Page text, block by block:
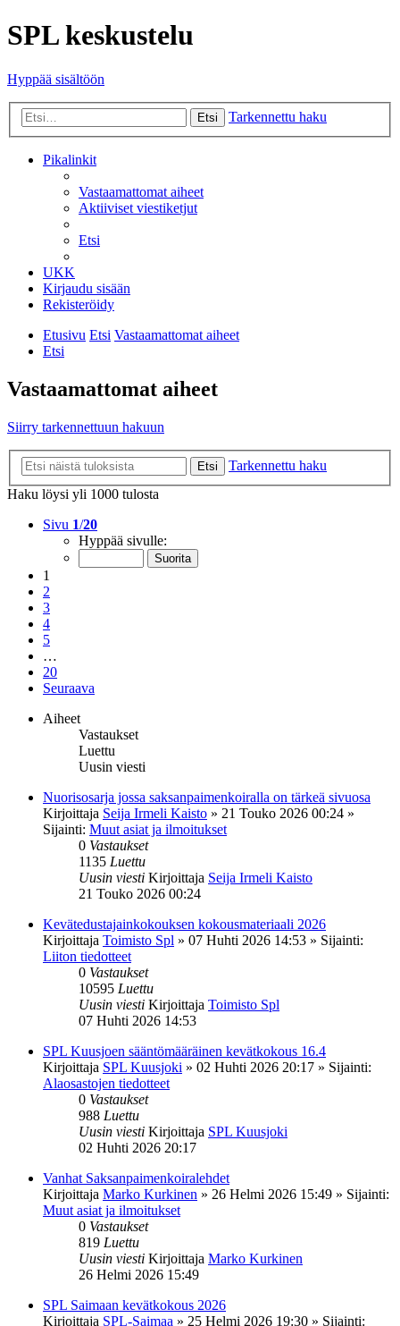
SPL keskustelu
Hyppää sisältöön
Etsi Tarkennettu haku
Pikalinkit
Vastaamattomat aiheet
Aktiiviset viestiketjut
Etsi
UKK
Kirjaudu sisään
Rekisteröidy
Etusivu Etsi Vastaamattomat aiheet
Etsi
Vastaamattomat aiheet
Siirry tarkennettuun hakuun
Etsi
Tarkennettu haku
Haku löysi yli 1000 tulosta
Sivu 1/20
Hyppää sivulle:
1
2
3
4
5
…
20
Seuraava
Aiheet
Vastaukset
Luettu
Uusin viesti
Nuorisosarja jossa saksanpaimenkoiralla on tärkeä sivuosa
Kirjoittaja Seija Irmeli Kaisto » 21 Touko 2026 00:24 »
Sijainti: Muut asiat ja ilmoitukset
0 Vastaukset
1135 Luettu
Uusin viesti Kirjoittaja Seija Irmeli Kaisto
21 Touko 2026 00:24
Kevätedustajainkokouksen kokousmateriaali 2026
Kirjoittaja Toimisto Spl » 07 Huhti 2026 14:53 » Sijainti:
Liiton tiedotteet
0 Vastaukset
10595 Luettu
Uusin viesti Kirjoittaja Toimisto Spl
07 Huhti 2026 14:53
SPL Kuusjoen sääntömääräinen kevätkokous 16.4
Kirjoittaja SPL Kuusjoki » 02 Huhti 2026 20:17 » Sijainti:
Alaosastojen tiedotteet
0 Vastaukset
988 Luettu
Uusin viesti Kirjoittaja SPL Kuusjoki
02 Huhti 2026 20:17
Vanhat Saksanpaimenkoiralehdet
Kirjoittaja Marko Kurkinen » 26 Helmi 2026 15:49 » Sijainti:
Muut asiat ja ilmoitukset
0 Vastaukset
819 Luettu
Uusin viesti Kirjoittaja Marko Kurkinen
26 Helmi 2026 15:49
SPL Saimaan kevätkokous 2026
Kirjoittaja SPL-Saimaa » 25 Helmi 2026 19:30 » Sijainti: